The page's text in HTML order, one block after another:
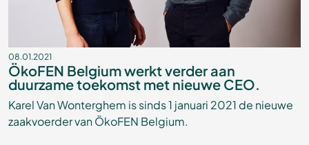
08.01.2021
ÖkoFEN Belgium werkt verder aan
duurzame toekomst met nieuwe CEO.
Karel Van Wonterghem is sinds 1 januari 2021 de nieuwe
zaakvoerder van ÖkoFEN Belgium.